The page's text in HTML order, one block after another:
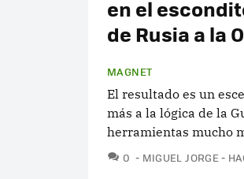
en el
de Rusia a la
MAGNET
El resultado es un
más a la lógica de la
herramientas mucho
0 COMENTARIOS
MIGUEL JORGE